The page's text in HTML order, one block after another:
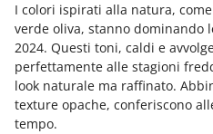
I colori ispirati alla natura,
verde oliva, stanno dominando
2024. Questi toni, caldi e
perfettamente alle stagioni
look naturale ma raffinato.
texture opache, conferiscono
tempo.